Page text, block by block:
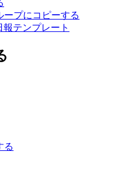
ープにコピーする
報テンプレート
る